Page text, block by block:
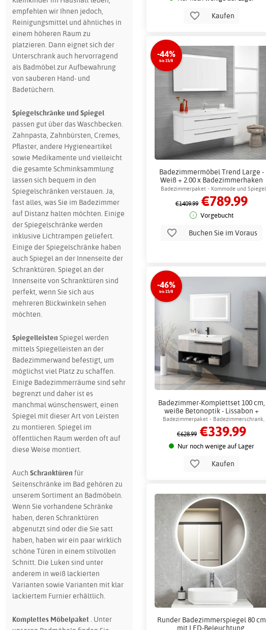
empfehlen wir Ihnen jedoch,
Reinigungsmittel und ähnliches in
einem höheren Raum zu
platzieren. Dann eignet sich der
Unterschrank auch hervorragend
als Badmöbel zur Aufbewahrung
von sauberen Hand- und
Badetüchern.
Spiegelschränke und Spiegel
passen gut über das Waschbecken.
Zahnpasta, Zahnbürsten, Cremes,
Pflaster, andere Hygieneartikel
sowie Medikamente und vielleicht
die gesamte Schminksammlung
lassen sich bequem in den
Spiegelschränken verstauen. Ja,
fast alles, was Sie im Badezimmer
auf Distanz halten möchten. Einige
der Spiegelschränke werden
inklusive Lichtrampen geliefert.
Einige der Spiegelschränke haben
auch Spiegel an der Innenseite der
Schranktüren. Spiegel an der
Innenseite von Schranktüren sind
perfekt, wenn Sie sich aus
mehreren Blickwinkeln sehen
möchten.
Spiegelleisten Spiegel werden
mittels Spiegelleisten an der
Badezimmerwand befestigt, um
möglichst viel Platz zu schaffen.
Einige Badezimmerräume sind sehr
begrenzt und daher ist es
manchmal wünschenswert, einen
Spiegel mit dieser Art von Leisten
zu montieren. Spiegel im
öffentlichen Raum werden oft auf
diese Weise montiert.
Auch Schranktüren für
Seitenschränke im Bad gehören zu
unserem Sortiment an Badmöbeln.
Wenn Sie vorhandene Schränke
haben, deren Schranktüren
abgenutzt sind oder die Sie satt
haben, haben wir ein paar wirklich
schöne Türen in einem stilvollen
Schnitt. Die Luken sind unter
anderem in weiß lackierten
Varianten sowie Varianten mit klar
lackiertem Furnier erhältlich.
Komplettes Möbelpaket. Unter
Kaufen
-44%
bis 15/8
Badezimmermöbel Trend Large -
Weiß + 2.00 x Badezimmerhaken
Badezimmerpaket - Kommode und Spiegel
mit LED-Beleuchtung
€1409.99 €789.99
Vorgebucht
Buchen Sie im Voraus
-46%
bis 15/8
Badezimmer-Komplettset 100 cm,
weiße Betonoptik - Lissabon +
Klopapierhalterung
Badezimmerpaket - Badezimmerschrank,
Kommode und Spiegel mit Beleuchtung
€628.99 €339.99
Nur noch wenige auf Lager
Kaufen
Runder Badezimmerspiegel 80 cm
mit LED-Beleuchtung,